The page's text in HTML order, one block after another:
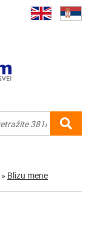
» Blizu mene